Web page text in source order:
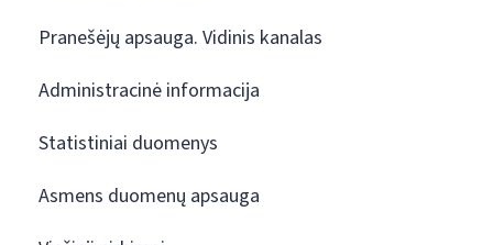
Pranešėjų apsauga. Vidinis kanalas
Administracinė informacija
Statistiniai duomenys
Asmens duomenų apsauga